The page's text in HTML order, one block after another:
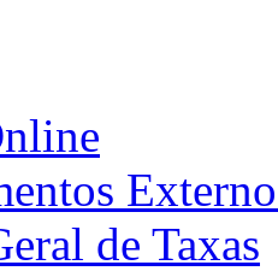
de Taxas